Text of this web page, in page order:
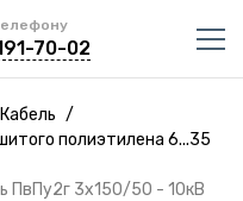
70-02
Кабель /
полиэтилена 6...35
ПвПу2г 3х150/50 - 10кВ